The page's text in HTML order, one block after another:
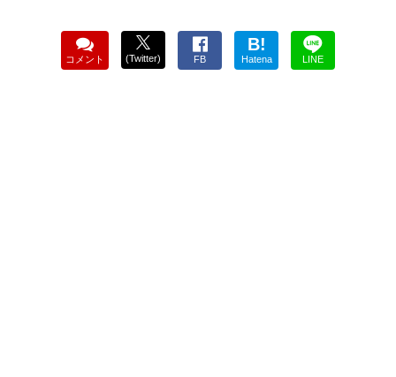
コメント (Twitter) FB
B!
Hatena LINE